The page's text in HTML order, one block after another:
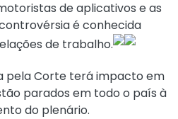
de aplicativos e as
é conhecida
de trabalho.
pela Corte terá impacto em
parados em todo o país à
do plenário.